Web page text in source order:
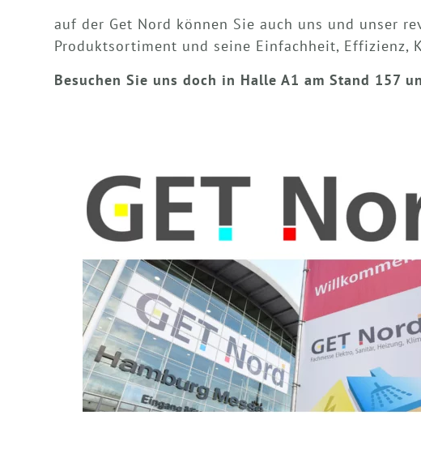
auf der Get Nord können Sie auch uns und unser
Produktsortiment und seine Einfachheit, Effizienz,
Besuchen Sie uns doch in Halle A1 am Stand 157